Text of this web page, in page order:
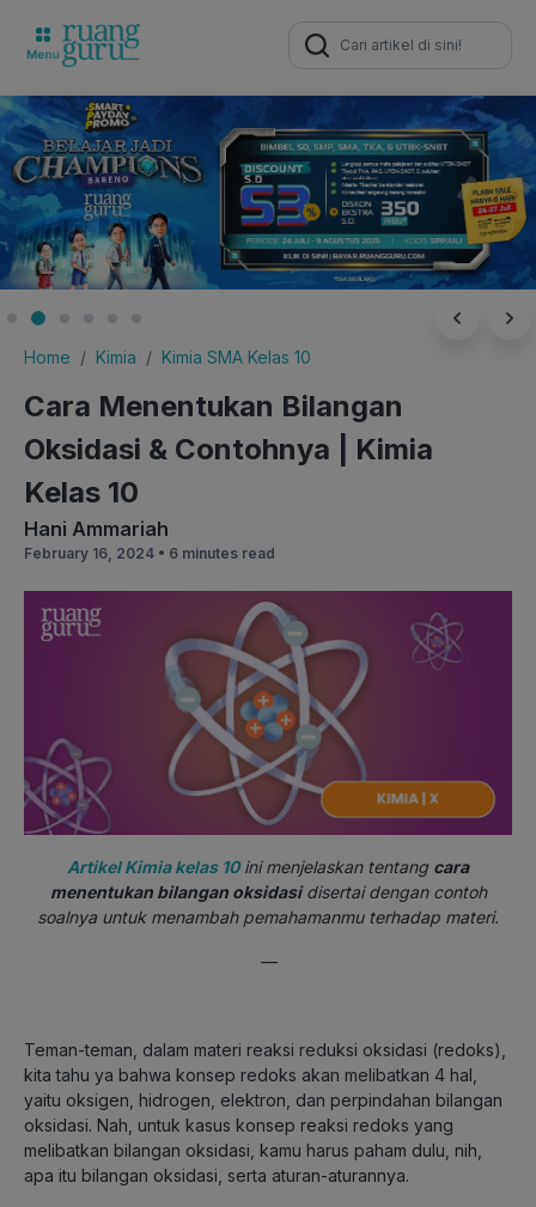
Search
for:
Home Kimia Kimia SMA Kelas 10
Cara Menentukan Bilangan
Oksidasi & Contohnya | Kimia
Kelas 10
Hani Ammariah
February 16, 2024 • 6 minutes read
Artikel Kimia kelas 10ini menjelaskan tentang cara
menentukan bilangan oksidasidisertai dengan contoh
soalnya untuk menambah pemahamanmu terhadap materi.
—
Teman-teman, dalam materi reaksi reduksi oksidasi (redoks),
kita tahu ya bahwa konsep redoks akan melibatkan 4 hal,
yaitu oksigen, hidrogen, elektron, dan perpindahan bilangan
oksidasi. Nah, untuk kasus konsep reaksi redoks yang
melibatkan bilangan oksidasi, kamu harus paham dulu, nih,
apa itu bilangan oksidasi, serta aturan-aturannya.